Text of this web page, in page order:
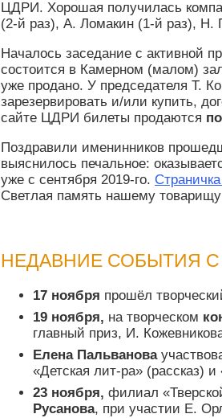
ЦДРИ. Хорошая получилась
(2-й раз), А. Ломакин (1-й раз), Н.
Началось заседание с
состоится в Камерном (малом)
уже продано. У председателя Т.
зарезервировать и/или купить,
сайте ЦДРИ билеты продаются
Поздравили именинников
выяснилось печальное:
уже с сентября 2019-го.
Светлая память нашему
НЕДАВНИЕ СОБЫТИЯ
17 ноября прошёл
19 ноября, на творческом
главный приз, И.
Елена Пальванова
«Детская лит-ра» (рассказ) и
23 ноября, филиал
Русанова, при участии Е.